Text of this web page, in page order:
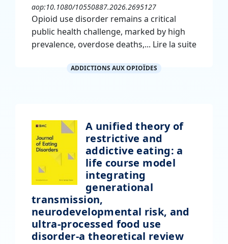
aop:10.1080/10550887.2026.2695127
Opioid use disorder remains a critical
public health challenge, marked by high
prevalence, overdose deaths,... Lire la suite
ADDICTIONS AUX OPIOÏDES
A unified theory of
restrictive and
addictive eating: a
life course model
integrating
generational
transmission,
neurodevelopmental risk, and
ultra-processed food use
disorder-a theoretical review